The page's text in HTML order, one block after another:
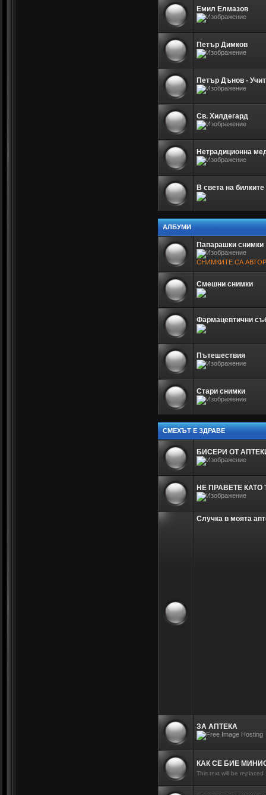
Емил Елмазов
Петър Димков
Петър Дънов -
Св. Хилдегард
Нетрадиционна
В света на билките
АЛБУМИ
Папарашки снимки
СНИМКИТЕ СА
Смешни снимки
Фармацевтични
Пътешествия
Стари снимки
СМЕХЪТ Е ЗДРАВЕ
БИСЕРИ ОТ
НЕ ПРАВЕТЕ КАТО
Случка в моята
ЗА АПТЕКА
КАК СЕ БИЕ
This text will be replaced